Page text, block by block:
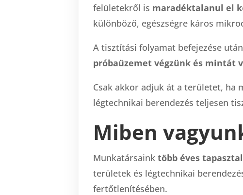
felületekről is maradéktalanul el
különböző, egészségre káros
A tisztítási folyamat befejezése
próbaüzemet végzünk és mintát
Csak akkor adjuk át a területet, ha
légtechnikai berendezés teljesen
Miben
Munkatársaink több éves
területek és légtechnikai
fertőtlenítésében.